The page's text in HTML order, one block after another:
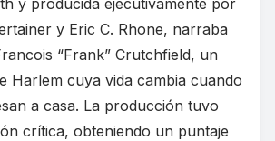
y Eric C. Rhone, narraba
“Frank” Crutchfield, un
Harlem cuya vida cambia cuando
a casa. La producción tuvo
crítica, obteniendo un puntaje